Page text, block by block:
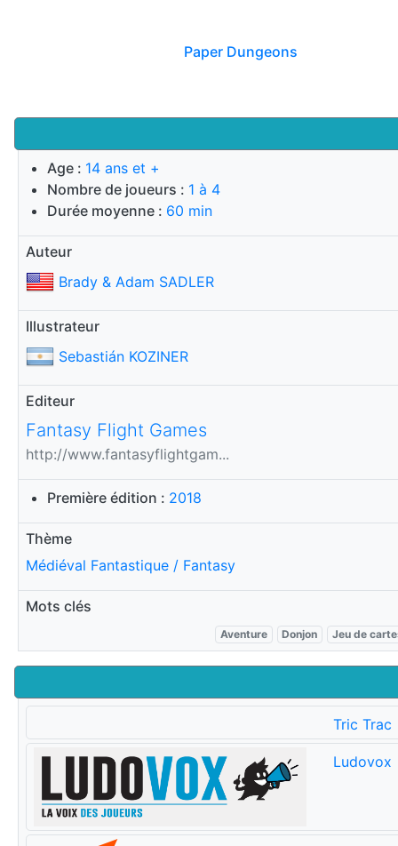
Age : 14 ans et +
Nombre de joueurs : 1 à 4
Durée moyenne : 60 min
Auteur
Brady & Adam SADLER
Illustrateur
Sebastián KOZINER
Editeur
Fantasy Flight Games
http://www.fantasyflightgam...
Première édition : 2018
Thème
Médiéval Fantastique / Fantasy
Mots clés
Aventure Donjon Jeu de
Tric Trac
Ludovox
Paper Dungeons